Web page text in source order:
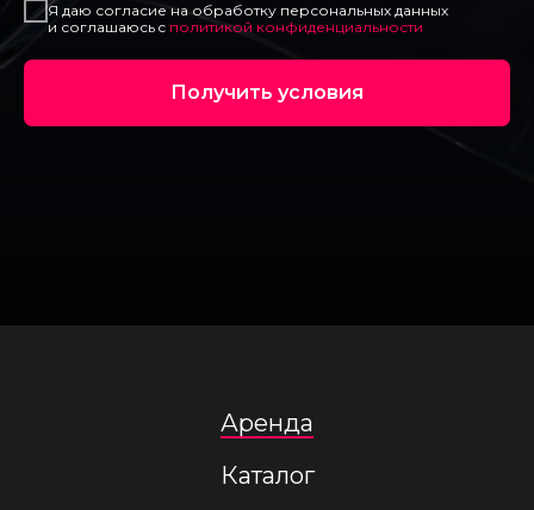
Я даю согласие на обработку персональных данных
и соглашаюсь c политикой конфиденциальности
Получить условия
Аренда
Каталог